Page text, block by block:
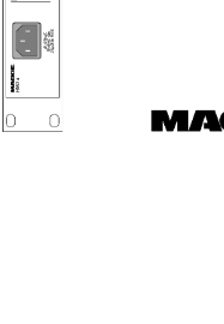

